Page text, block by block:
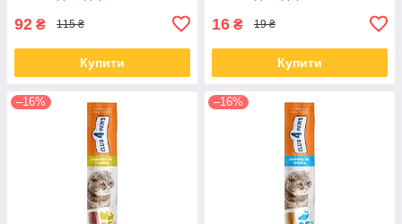
92 ₴ 115 ₴
Купити
16 ₴ 19 ₴
Купити
–16% –16%